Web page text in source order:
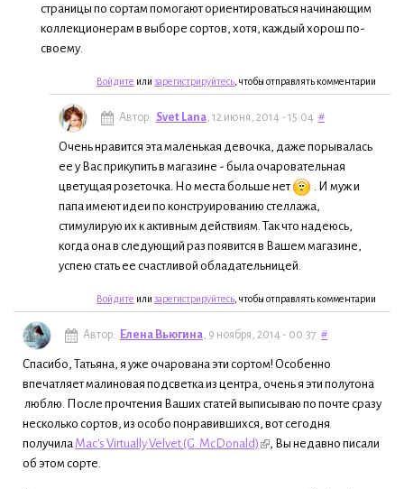
страницы по сортам помогают ориентироваться начинающим
коллекционерам в выборе сортов, хотя, каждый хорош по-
своему.
Войдите или зарегистрируйтесь , чтобы отправлять комментарии
Автор: Svet Lana, 12 июня, 2014 - 15:04 #
Очень нравится эта маленькая девочка, даже порывалась
ее у Вас прикупить в магазине - была очаровательная
цветущая розеточка. Но места больше нет
. И муж и
папа имеют идеи по конструированию стеллажа,
стимулирую их к активным действиям. Так что надеюсь,
когда она в следующий раз появится в Вашем магазине,
успею стать ее счастливой обладательницей.
Войдите или зарегистрируйтесь , чтобы отправлять комментарии
Автор: Елена Вьюгина, 9 ноября, 2014 - 00:37 #
Спасибо, Татьяна, я уже очарована эти сортом! Особенно
впечатляет малиновая подсветка из центра, очень я эти полутона
люблю. После прочтения Ваших статей выписываю по почте сразу
несколько сортов, из особо понравившихся, вот сегодня
получила Mac's Virtually Velvet (G. McDonald)
, Вы недавно писали
об этом сорте.